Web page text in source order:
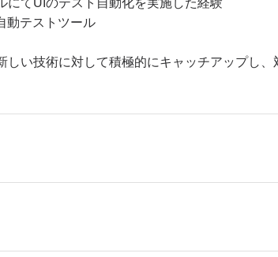
にてUIのテスト自動化を実施した経験
テストツール
しい技術に対して積極的にキャッチアップし、